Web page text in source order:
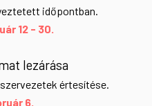
időpontban.
12 - 30.
lezárása
értesítése.
6.